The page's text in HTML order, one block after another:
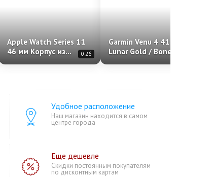
Apple Watch Series 11
46 мм Корпус из
алюминия «Jet Black»
0:26
Garmin Venu 4 41 мм,
Lunar Gold / Bone
Удобное расположение
Наш магазин находится в самом
центре города
Еще дешевле
Скидки постоянным покупателям
по дисконтным картам